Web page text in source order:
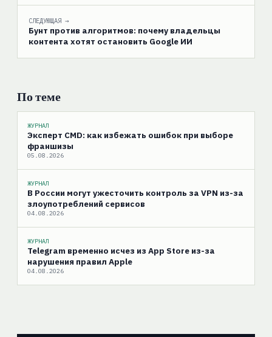
СЛЕДУЮЩАЯ →
Бунт против алгоритмов: почему владельцы
контента хотят остановить Google ИИ
По теме
ЖУРНАЛ
Эксперт CMD: как избежать ошибок при выборе
франшизы
05.08.2026
ЖУРНАЛ
В России могут ужесточить контроль за VPN из-за
злоупотреблений сервисов
04.08.2026
ЖУРНАЛ
Telegram временно исчез из App Store из-за
нарушения правил Apple
04.08.2026